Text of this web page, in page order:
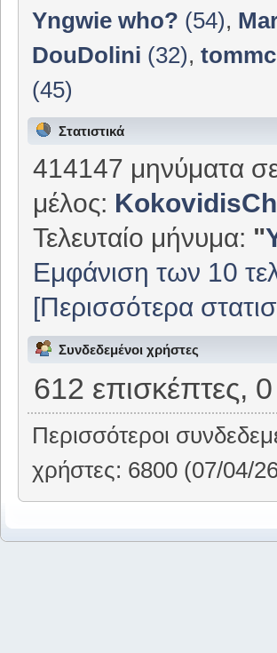
Yngwie who? (54),
DouDolini (32),
(45)
Στατιστικά
414147 μηνύματα
μέλος:
Τελευταίο μήνυμα: "
Εμφάνιση των 10
[Περισσότερα
Συνδεδεμένοι χρήστες
612 επισκέπτες,
Περισσότεροι
χρήστες: 6800 (07/04/